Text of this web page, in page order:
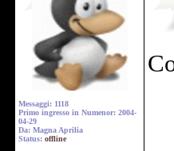
Messaggi: 1118
Primo ingresso in Numenor: 2004-
04-29
Da: Magna Aprilia
Status: offline